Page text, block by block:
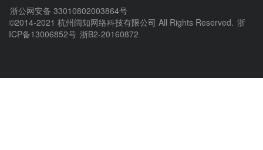
浙公网安备 33010802003864号
©2014-2021 杭州阔知网络科技有限公司 All Rights Reserved. 浙
ICP备13006852号 浙B2-20160872